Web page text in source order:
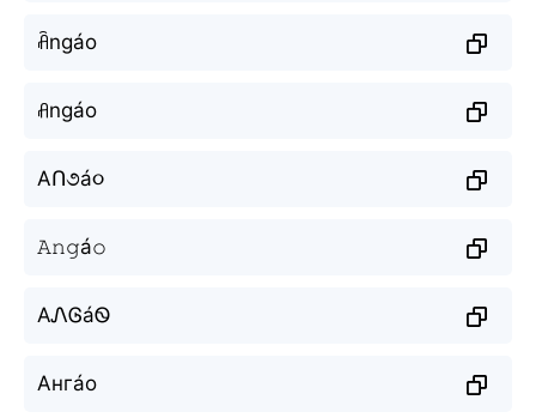
ꋫngáo
ꋬngáo
AՈ૭á૦
𝙰𝚗𝚐á𝚘
AᏁᎶáᏫ
Ангáо